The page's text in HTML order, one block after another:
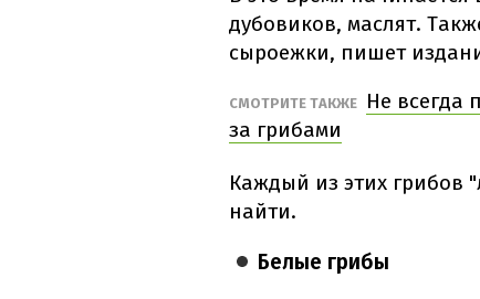
дубовиков, маслят.
сыроежки, пишет
СМОТРИТЕ ТАКЖЕ
Не всегда
за грибами
Каждый из этих грибов
найти.
Белые грибы